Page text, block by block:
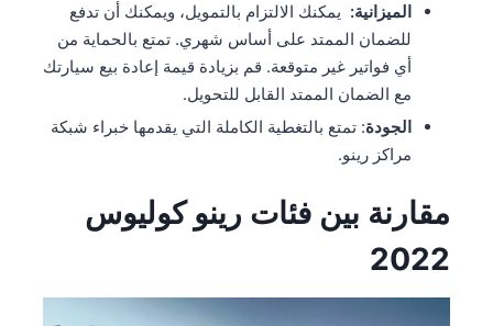
الميزانية: يمكنك الالتزام بالتمويل، ويمكنك أن تدفع
للضمان الممتد على أساس شهري. تمتع بالحماية من
أي فواتير غير متوقعة. قم بزيادة قيمة إعادة بيع سيارتك
مع الضمان الممتد القابل للتحويل.
الجودة: تمتع بالتغطية الكاملة التي يقدمها خبراء شبكة
مراكز رينو.
مقارنة بين فئات رينو كوليوس
2022